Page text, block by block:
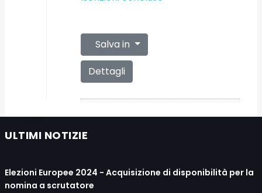
Salva in
Dettagli
ULTIMI NOTIZIE
Elezioni Europee 2024 - Acquisizione di disponibilità per la
nomina a scrutatore